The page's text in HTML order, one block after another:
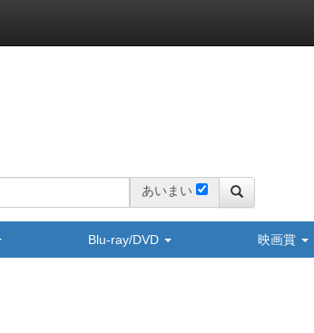
あいまい
Blu-ray/DVD 映画賞